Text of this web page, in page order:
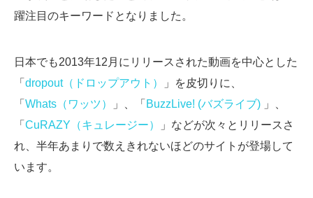
躍注目のキーワードとなりました。
日本でも2013年12月にリリースされた動画を中心とした
「 dropout（ドロップアウト）
」を皮切りに、
「 Whats（ワッツ） 」、「 BuzzLive! (バズライブ) 」、
「 CuRAZY（キュレージー）
」などが次々とリリースさ
れ、半年あまりで数えきれないほどのサイトが登場して
います。